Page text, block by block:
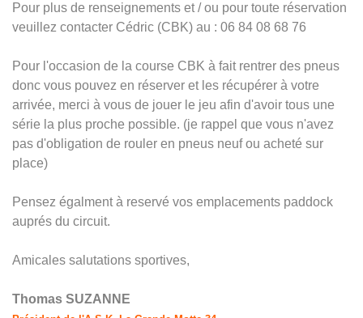
Pour plus de renseignements et / ou pour toute réservation
veuillez contacter Cédric (CBK) au : 06 84 08 68 76
Pour l'occasion de la course CBK à fait rentrer des pneus
donc vous pouvez en réserver et les récupérer à votre
arrivée, merci à vous de jouer le jeu afin d'avoir tous une
série la plus proche possible. (je rappel que vous n'avez
pas d'obligation de rouler en pneus neuf ou acheté sur
place)
Pensez égalment à reservé vos emplacements paddock
auprés du circuit.
Amicales salutations sportives,
Thomas SUZANNE